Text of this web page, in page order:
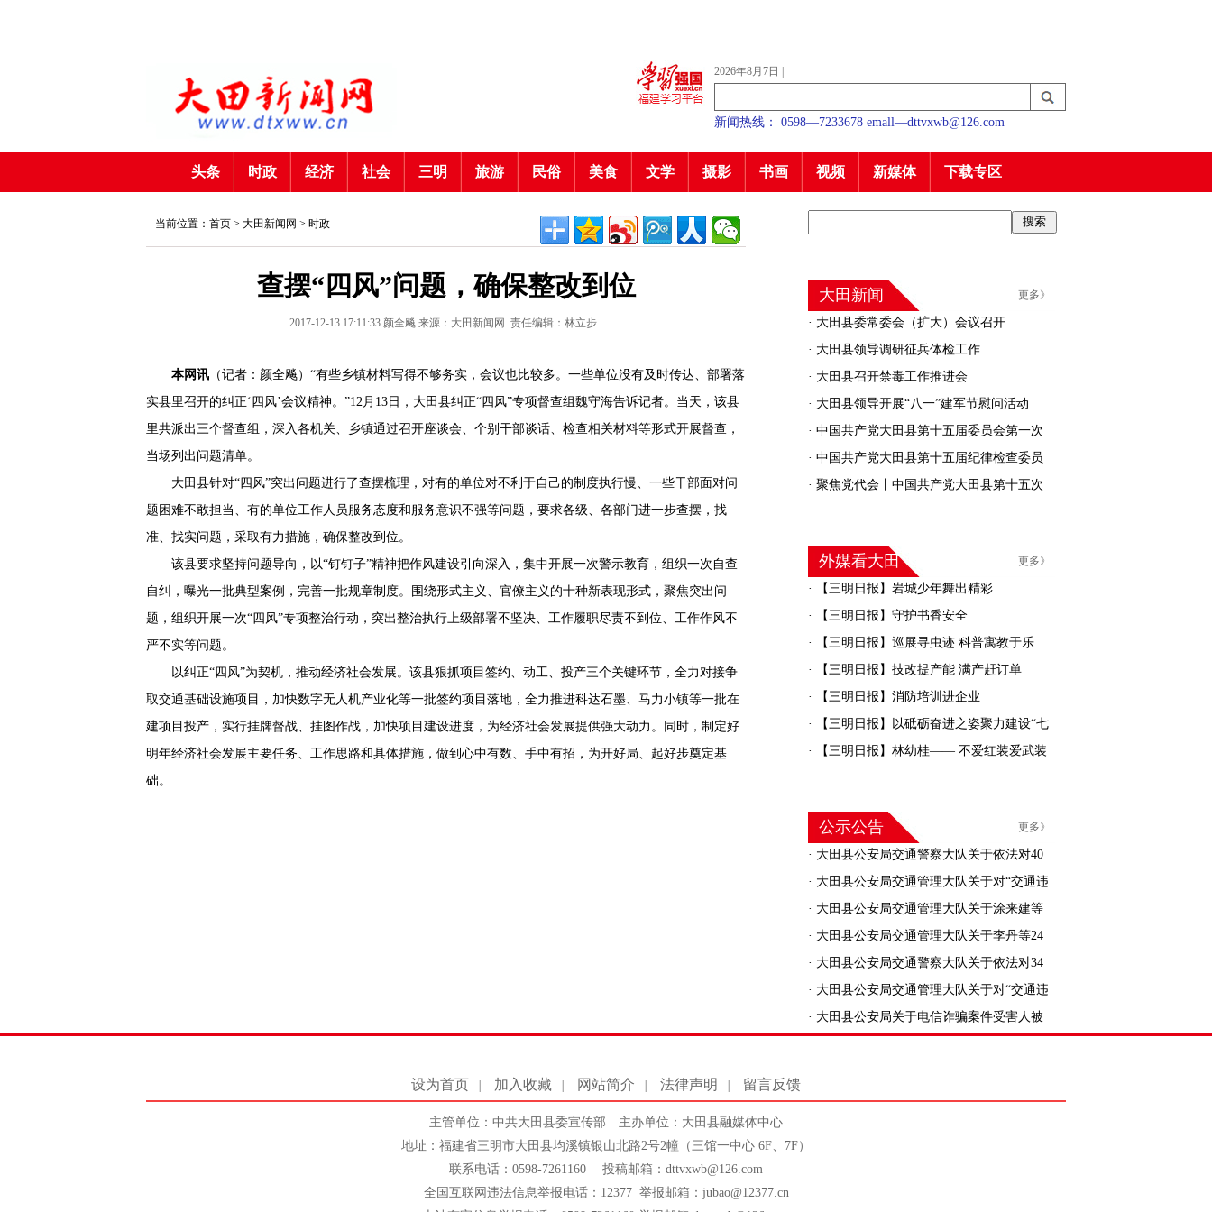
2026年8月7日
新闻热线： 0598—7233678 emall—dttvxwb@126.com
头条 时政 经济 社会 三明 旅游 民俗 美食 文学 摄影 书画 视频 新媒体 下载专区
更多》
大田新闻
· 大田县委常委会（扩大）会议召开
· 大田县领导调研征兵体检工作
· 大田县召开禁毒工作推进会
· 大田县领导开展“八一”建军节慰问活动
· 中国共产党大田县第十五届委员会第一次
全体会议召开
· 中国共产党大田县第十五届纪律检查委员
会召开第一次全体会议
· 聚焦党代会丨中国共产党大田县第十五次
更多》
外媒看大田
·
【三明日报】岩城少年舞出精彩
·
【三明日报】守护书香安全
·
【三明日报】巡展寻虫迹 科普寓教于乐
·
【三明日报】技改提产能 满产赶订单
·
【三明日报】消防培训进企业
·
【三明日报】以砥砺奋进之姿聚力建设“七
彩大田”
· 【三明日报】林幼桂—— 不爱红装爱武装
更多》
公示公告
· 大田县公安局交通警察大队关于依法对40
名机动车驾驶人驾驶证作废的公告
· 大田县公安局交通管理大队关于对“交通违
法逾期未接受处理的机动车”进行处理的公告
· 大田县公安局交通管理大队关于涂来建等
30人交通安全违法行为处罚告知的公告
· 大田县公安局交通管理大队关于李丹等24
人交通安全违法行为处罚告知的公告
· 大田县公安局交通警察大队关于依法对34
名机动车驾驶人驾驶证作废的公告
· 大田县公安局交通管理大队关于对“交通违
法逾期未接受处理的机动车”进行处理的公告
· 大田县公安局关于电信诈骗案件受害人被
骗资金返还的公告
当前位置：首页 > 大田新闻网 > 时政
查摆“四风”问题，确保整改到位
2017-12-13 17:11:33 颜全飚 来源：大田新闻网 责任编辑：林立步
本网讯 （记者：颜全飚）“有些乡镇材料写得不够务实，会议也比较多。一些单位没有及时传达、部署落
实县里召开的纠正‘四风’会议精神。”12月13日，大田县纠正“四风”专项督查组魏守海告诉记者。当天，该县
里共派出三个督查组，深入各机关、乡镇通过召开座谈会、个别干部谈话、检查相关材料等形式开展督查，
当场列出问题清单。
大田县针对“四风”突出问题进行了查摆梳理，对有的单位对不利于自己的制度执行慢、一些干部面对问
题困难不敢担当、有的单位工作人员服务态度和服务意识不强等问题，要求各级、各部门进一步查摆，找
准、找实问题，采取有力措施，确保整改到位。
该县要求坚持问题导向，以“钉钉子”精神把作风建设引向深入，集中开展一次警示教育，组织一次自查
自纠，曝光一批典型案例，完善一批规章制度。围绕形式主义、官僚主义的十种新表现形式，聚焦突出问
题，组织开展一次“四风”专项整治行动，突出整治执行上级部署不坚决、工作履职尽责不到位、工作作风不
严不实等问题。
以纠正“四风”为契机，推动经济社会发展。该县狠抓项目签约、动工、投产三个关键环节，全力对接争
取交通基础设施项目，加快数字无人机产业化等一批签约项目落地，全力推进科达石墨、马力小镇等一批在
建项目投产，实行挂牌督战、挂图作战，加快项目建设进度，为经济社会发展提供强大动力。同时，制定好
明年经济社会发展主要任务、工作思路和具体措施，做到心中有数、手中有招，为开好局、起好步奠定基
础。
设为首页 加入收藏 网站简介 法律声明 留言反馈
主管单位：中共大田县委宣传部 主办单位：大田县融媒体中心
地址：福建省三明市大田县均溪镇银山北路2号2幢（三馆一中心 6F、7F）
联系电话：0598-7261160 投稿邮箱：dttvxwb@126.com
全国互联网违法信息举报电话：12377 举报邮箱：jubao@12377.cn